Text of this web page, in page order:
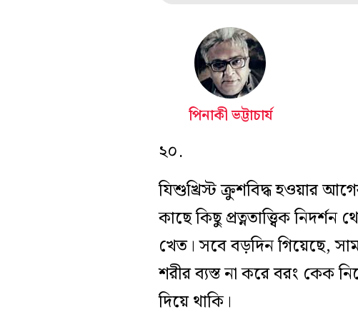
পিনাকী ভট্টাচার্য
২০.
যিশুখ্রিস্ট ক্রুশবিদ্ধ হওয়ার
কাছে কিছু প্রত্নতাত্ত্বিক
খেত। সবে বড়দিন গিয়েছে,
শরীর ব্যস্ত না করে বরং কেক
দিয়ে থাকি।